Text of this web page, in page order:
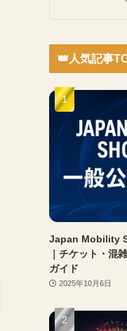
👑人気記事
Japan Mobility
｜チケット・混
ガイド
2025年10月6日